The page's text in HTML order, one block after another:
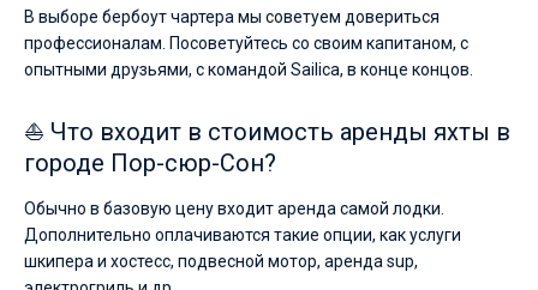
В выборе бербоут чартера мы советуем довериться
профессионалам. Посоветуйтесь со своим капитаном, с
опытными друзьями, с командой Sailica, в конце концов.
⛵ Что входит в стоимость аренды яхты в
городе Пор-сюр-Сон?
Обычно в базовую цену входит аренда самой лодки.
Дополнительно оплачиваются такие опции, как услуги
шкипера и хостесс, подвесной мотор, аренда sup,